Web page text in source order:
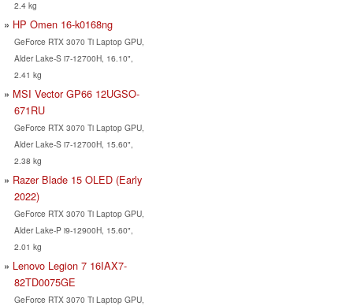
2.4 kg
HP Omen 16-k0168ng
GeForce RTX 3070 Ti Laptop GPU,
Alder Lake-S i7-12700H, 16.10",
2.41 kg
MSI Vector GP66 12UGSO-
671RU
GeForce RTX 3070 Ti Laptop GPU,
Alder Lake-S i7-12700H, 15.60",
2.38 kg
Razer Blade 15 OLED (Early
2022)
GeForce RTX 3070 Ti Laptop GPU,
Alder Lake-P i9-12900H, 15.60",
2.01 kg
Lenovo Legion 7 16IAX7-
82TD0075GE
GeForce RTX 3070 Ti Laptop GPU,